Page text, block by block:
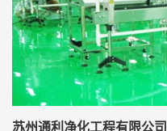
苏州通利净化工程有限公司